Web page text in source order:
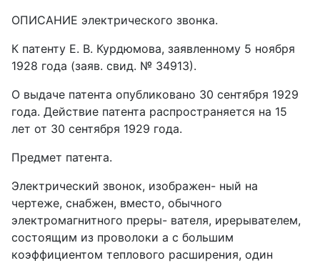
ОПИСАНИЕ электрического звонка.
К патенту Е. В. Курдюмова, заявленному 5 ноября
1928 года (заяв. свид. № 34913).
О выдаче патента опубликовано 30 сентября 1929
года. Действие патента распространяется на 15
лет от 30 сентября 1929 года.
Предмет патента.
Электрический звонок, изображен- ный на
чертеже, снабжен, вместо, обычного
электромагнитного преры- вателя, ирерывателем,
состоящим из проволоки а с большим
коэффициентом теплового расширения, один